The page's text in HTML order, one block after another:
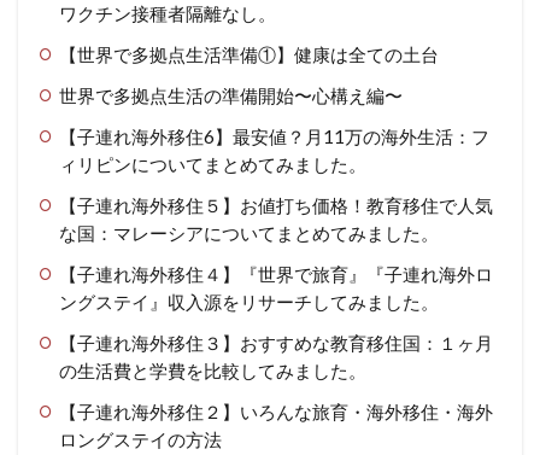
ワクチン接種者隔離なし。
【世界で多拠点生活準備①】健康は全ての土台
世界で多拠点生活の準備開始〜心構え編〜
【子連れ海外移住6】最安値？月11万の海外生活：フ
ィリピンについてまとめてみました。
【子連れ海外移住５】お値打ち価格！教育移住で人気
な国：マレーシアについてまとめてみました。
【子連れ海外移住４】『世界で旅育』『子連れ海外ロ
ングステイ』収入源をリサーチしてみました。
【子連れ海外移住３】おすすめな教育移住国：１ヶ月
の生活費と学費を比較してみました。
【子連れ海外移住２】いろんな旅育・海外移住・海外
ロングステイの方法